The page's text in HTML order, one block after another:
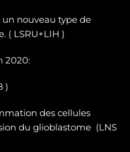
nouveau type de
( LSRU+LIH )
2020:
)
des cellules
du glioblastome (LNS